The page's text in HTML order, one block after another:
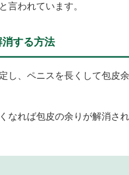
言われています。
する方法
し、ペニスを長くして包皮
なれば包皮の余りが解消さ